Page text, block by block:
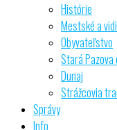
Histórie
Mestské a
Obyvateľstvo
Stará Pazova
Dunaj
Strážcovia
Správy
Info